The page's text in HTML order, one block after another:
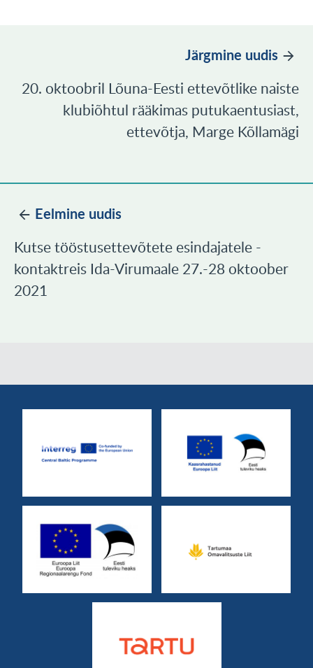
Järgmine uudis
20. oktoobril Lõuna-Eesti ettevõtlike naiste
klubiõhtul rääkimas putukaentusiast,
ettevõtja, Marge Kõllamägi
Eelmine uudis
Kutse tööstusettevõtete esindajatele -
kontaktreis Ida-Virumaale 27.-28 oktoober
2021